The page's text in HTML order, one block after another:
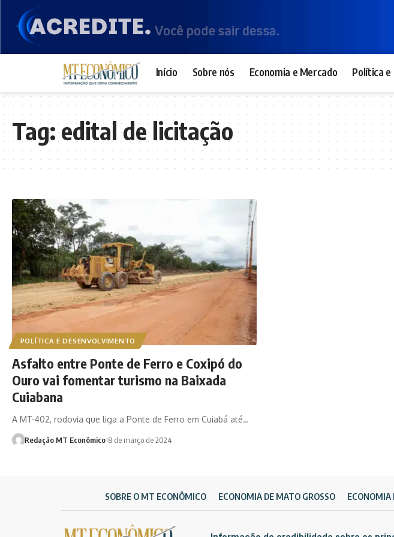
Início Sobre nós Economia e Mercado Política e
Tag:edital de licitação
POLÍTICA E DESENVOLVIMENTO
Asfalto entre Ponte de Ferro e Coxipó do
Ouro vai fomentar turismo na Baixada
Cuiabana
A MT-402, rodovia que liga a Ponte de Ferro em Cuiabá até…
Redação MT Econômico 8 de março de 2024
SOBRE O MT ECONÔMICO ECONOMIA DE MATO GROSSO ECONOMIA